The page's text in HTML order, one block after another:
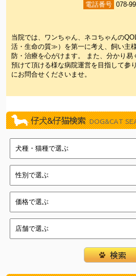
電話番号 078-
当院では、ワンちゃん、ネコちゃんの
活・生命の質≫）を第一に考え、飼い主
防・治療を心がけます。 また、分かり易
預けて頂ける様な病院運営を目指して参
にお問合せくださいませ。
仔犬&仔猫検索 DOG&CAT